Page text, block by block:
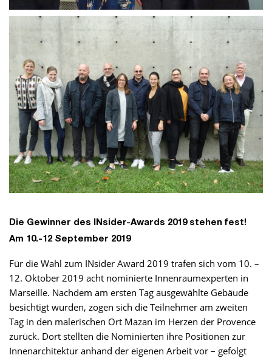
Die Gewinner des INsider-Awards 2019 stehen fest!
Am 10.-12 September 2019
Für die Wahl zum INsider Award 2019 tra­fen sich vom 10. –
12. Oktober 2019 acht nominierte Innenraumexperten in
Marseille. Nachdem am ersten Tag ausgewählte Gebäude
besichtigt wurden, zogen sich die Teilnehmer am zweiten
Tag in den malerischen Ort Mazan im Herzen der Provence
zurück. Dort stellten die Nominierten ihre Positionen zur
Innenarchitektur anhand der eigenen Arbeit vor – gefolgt